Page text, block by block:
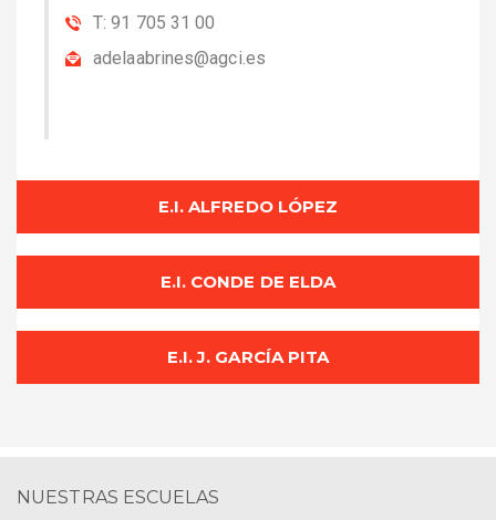
T: 91 705 31 00
adelaabrines@agci.es
E.I. ALFREDO LÓPEZ
E.I. CONDE DE ELDA
E.I. J. GARCÍA PITA
NUESTRAS ESCUELAS